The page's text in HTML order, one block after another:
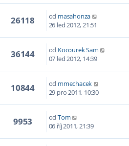
26118 od masahonza
26 led 2012, 21:51
36144 od Kocourek Sam
07 led 2012, 14:39
10844 od mmechacek
29 pro 2011, 10:30
9953 od Tom
06 říj 2011, 21:39